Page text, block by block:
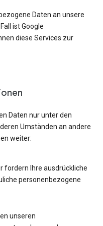
Daten an unsere
ist Google
diese Services zur
Daten nur unter den
Umständen an andere
weiter:
fordern Ihre ausdrückliche
personenbezogene
unseren